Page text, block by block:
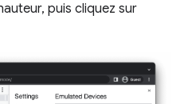
puis cliquez sur